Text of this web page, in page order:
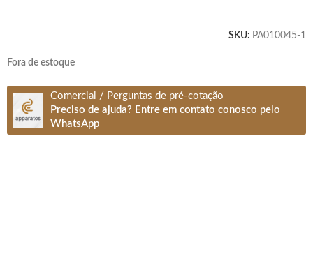
SKU: PA010045-1
Fora de estoque
Comercial / Perguntas de pré-cotação
Preciso de ajuda? Entre em contato conosco pelo
WhatsApp